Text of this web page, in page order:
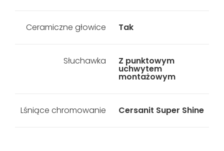
Ceramiczne głowice Tak
Słuchawka Z punktowym
uchwytem
montażowym
Lśniące chromowanie Cersanit Super Shine